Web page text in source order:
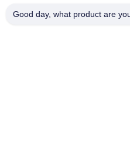
Nr. 553, Zhangbei Road,
Good day, what product are